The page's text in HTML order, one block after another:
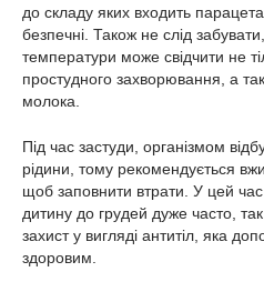
до складу яких входить
безпечні. Також не слід
температури може свідчити не
простудного захворювання, а
молока.
Під час застуди, організмом
рідини, тому рекомендується
щоб заповнити втрати. У цей
дитину до грудей дуже часто,
захист у вигляді антитіл, яка
здоровим.